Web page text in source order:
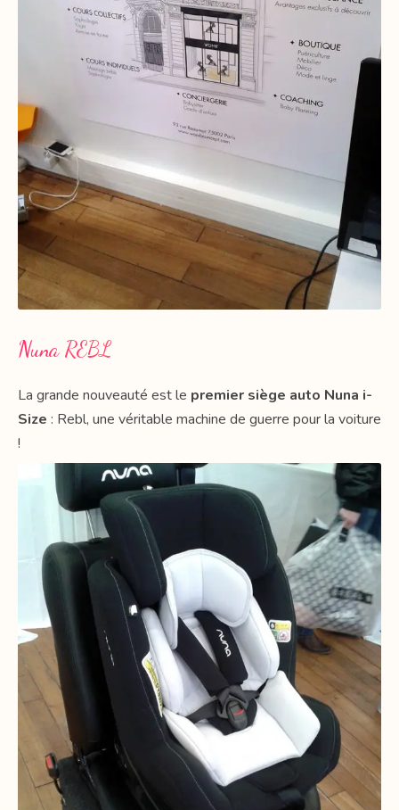
Nuna REBL
La grande nouveauté est le premier siège auto Nuna i-
Size : Rebl, une véritable machine de guerre pour la voiture
!